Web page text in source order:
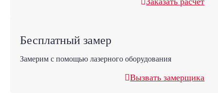
Бесплатный замер
Замерим с помощью лазерного оборудования
Вызвать замерщика